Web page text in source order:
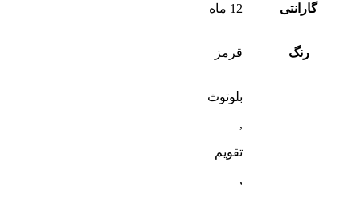
گارانتی 12 ماه
رنگ قرمز
بلوتوث
,
تقویم
,